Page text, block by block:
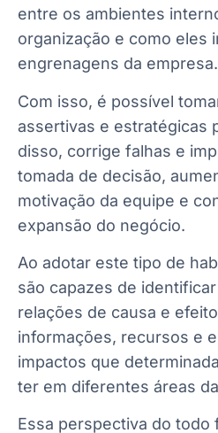
entre os ambientes
organização e como eles
engrenagens da empresa.
Com isso, é possível
assertivas e estratégicas
disso, corrige falhas e
tomada de decisão,
motivação da equipe e
expansão do negócio.
Ao adotar este tipo de
são capazes de
relações de causa e
informações, recursos e
impactos que
ter em diferentes áreas
Essa perspectiva do todo